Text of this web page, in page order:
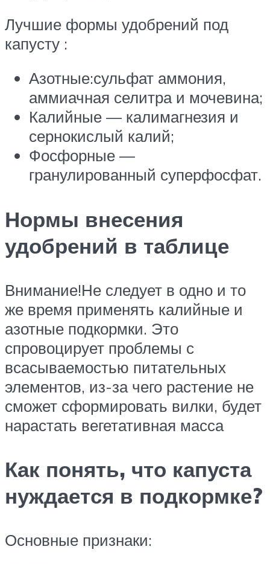
Лучшие формы удобрений под
капусту :
Азотные:сульфат аммония,
аммиачная селитра и мочевина;
Калийные — калимагнезия и
сернокислый калий;
Фосфорные —
гранулированный суперфосфат.
Нормы внесения
удобрений в таблице
Внимание!Не следует в одно и то
же время применять калийные и
азотные подкормки. Это
спровоцирует проблемы с
всасываемостью питательных
элементов, из-за чего растение не
сможет сформировать вилки, будет
нарастать вегетативная масса
Как понять, что капуста
нуждается в подкормке?
Основные признаки: